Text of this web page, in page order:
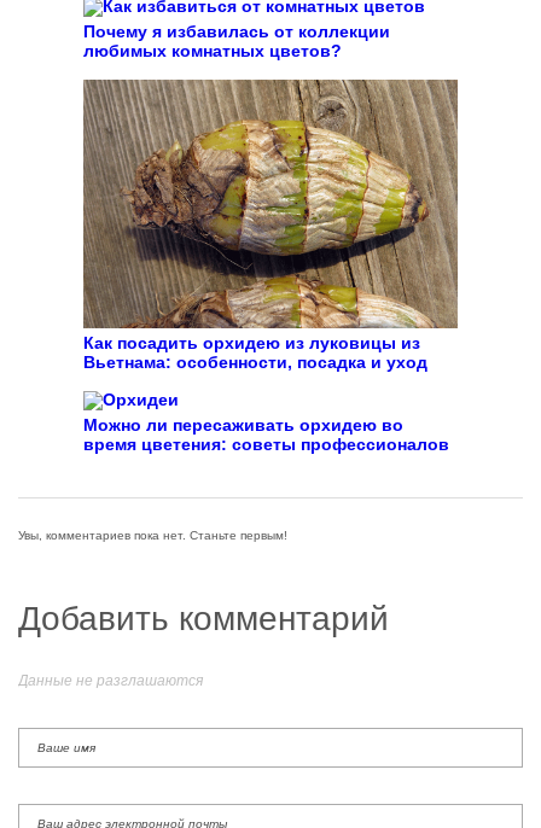
Почему я избавилась от коллекции
любимых комнатных цветов?
Как посадить орхидею из луковицы из
Вьетнама: особенности, посадка и уход
Можно ли пересаживать орхидею во
время цветения: советы профессионалов
Увы, комментариев пока нет. Станьте первым!
Добавить комментарий
Данные не разглашаются